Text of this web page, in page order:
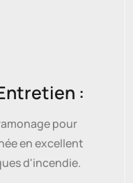
:
pour
en excellent
d'incendie.